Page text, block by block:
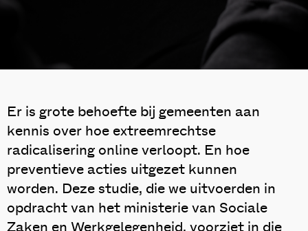
Er is grote behoefte bij gemeenten aan
kennis over hoe extreemrechtse
radicalisering online verloopt. En hoe
preventieve acties uitgezet kunnen
worden. Deze studie, die we uitvoerden in
opdracht van het ministerie van Sociale
Zaken en Werkgelegenheid, voorziet in die